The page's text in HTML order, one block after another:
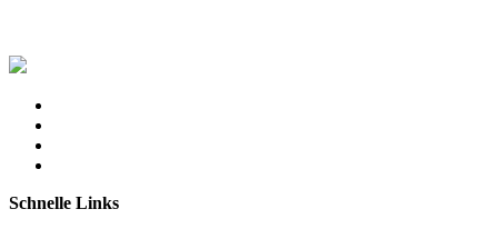
Schnelle Links